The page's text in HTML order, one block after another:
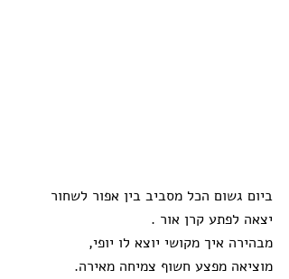
ביום גשום הכל מסביב בין אפור לשחור
יצאה לפתע קרן אור .
מבהירה איך מקושי יוצא לו יופי,
מוציאה מפצע חשוף צמיחה מאירה.